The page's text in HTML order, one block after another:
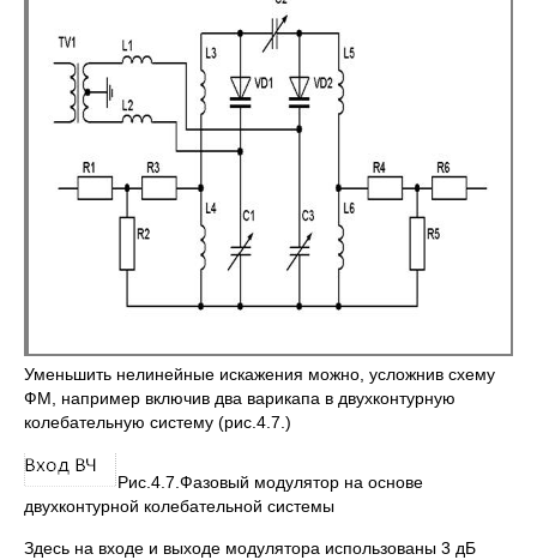
Уменьшить нелинейные искажения можно, усложнив схему
ФМ, например включив два варикапа в двухконтурную
колебательную систему (рис.4.7.)
Рис.4.7.Фазовый модулятор на основе
двухконтурной колебательной системы
Здесь на входе и выходе модулятора использованы 3 дБ